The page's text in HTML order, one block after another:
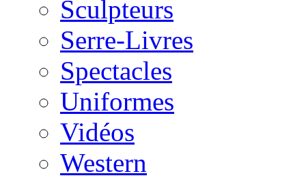
Sculpteurs
Serre-Livres
Spectacles
Uniformes
Vidéos
Western